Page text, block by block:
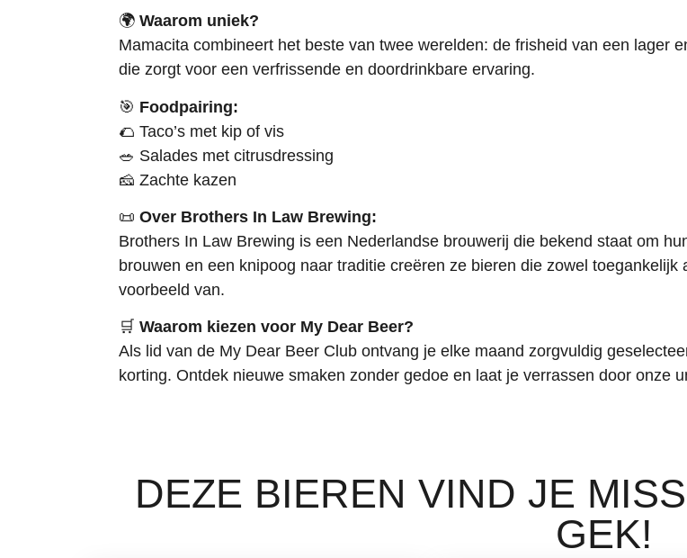
🌍 Waarom uniek?
Mamacita combineert het beste van twee werelden: de frisheid van een lager
die zorgt voor een verfrissende en doordrinkbare ervaring.
🎯 Foodpairing:
🌮 Taco’s met kip of vis
🥗 Salades met citrusdressing
🧀 Zachte kazen
📜 Over Brothers In Law Brewing:
Brothers In Law Brewing is een Nederlandse brouwerij die bekend staat om
brouwen en een knipoog naar traditie creëren ze bieren die zowel
voorbeeld van.
🛒 Waarom kiezen voor My Dear Beer?
Als lid van de My Dear Beer Club ontvang je elke maand zorgvuldig
korting. Ontdek nieuwe smaken zonder gedoe en laat je verrassen door onze
DEZE BIEREN VIND JE
GEK!